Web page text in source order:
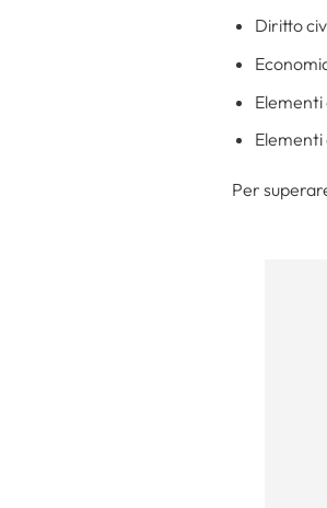
Diritto
Elementi
Per